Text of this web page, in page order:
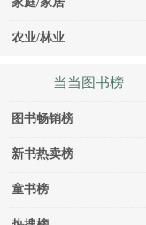
农业/林业
当当图书榜
图书畅销榜
新书热卖榜
童书榜